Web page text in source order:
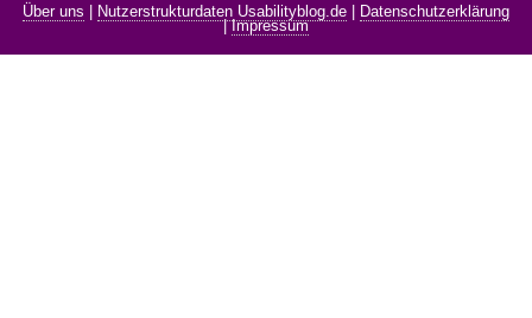
Über uns | Nutzerstrukturdaten Usabilityblog.de | Datenschutzerklärung
|Impressum